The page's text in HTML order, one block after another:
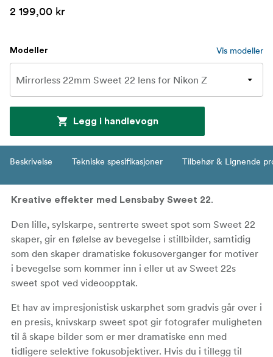
2 199,00 kr
Modeller Vis modeller
Legg i handlevogn
Beskrivelse Tekniske spesifikasjoner Tilbehør & Lignende
Kreative effekter med Lensbaby Sweet 22.
Den lille, sylskarpe, sentrerte sweet spot som Sweet 22
skaper, gir en følelse av bevegelse i stillbilder, samtidig
som den skaper dramatiske fokusoverganger for motiver
i bevegelse som kommer inn i eller ut av Sweet 22s
sweet spot ved videoopptak.
Et hav av impresjonistisk uskarphet som gradvis går over i
en presis, knivskarp sweet spot gir fotografer muligheten
til å skape bilder som er mer dramatiske enn med
tidligere selektive fokusobjektiver. Hvis du i tillegg til